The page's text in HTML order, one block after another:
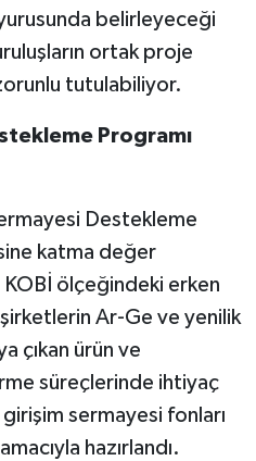
belirleyeceği
ortak proje
tutulabiliyor.
Programı
Destekleme
katma değer
ölçeğindeki erken
Ar-Ge ve yenilik
çıkan ürün ve
süreçlerinde ihtiyaç
sermayesi fonları
hazırlandı.